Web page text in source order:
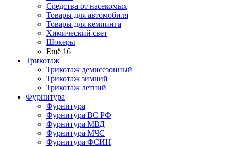
Средства от насекомых
Товары для автомобиля
Товары для кемпинга
Химический свет
Шокеры
Ещё 16
Трикотаж
Трикотаж демисезонный
Трикотаж зимний
Трикотаж летний
Фурнитура
Фурнитура
Фурнитура ВС РФ
Фурнитура МВД
Фурнитура МЧС
Фурнитура ФСИН